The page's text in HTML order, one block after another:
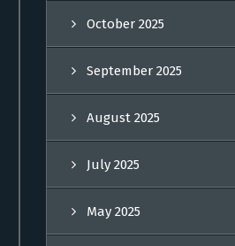
October 2025
September 2025
August 2025
July 2025
May 2025